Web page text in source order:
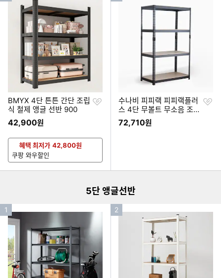
BMYX 4단 튼튼 간단 조립
식 철제 앵글 선반 900
42,900원
찜
혜택 최저가 42,800원
쿠팡 와우할인
수나비 피피랙 피피랙플러
스 4단 무볼트 무소음 조립
식 앵글선반 400x300 (1
80cm(높이))
72,710원
찜
5단 앵글선반
인
기
위
1
인
2